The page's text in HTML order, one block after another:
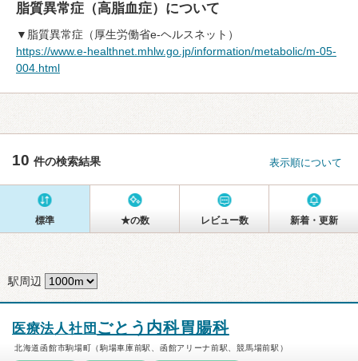
脂質異常症（高脂血症）について
▼脂質異常症（厚生労働省e-ヘルスネット）
https://www.e-healthnet.mhlw.go.jp/information/metabolic/m-05-
004.html
10 件の検索結果 表示順について
標準 ★の数 レビュー数 新着・更新
駅周辺
医療法人社団 ごとう内科胃腸科
北海道函館市駒場町（駒場車庫前駅、函館アリーナ前駅、競馬場前駅）